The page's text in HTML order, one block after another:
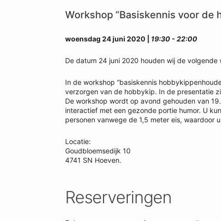
Workshop “Basiskennis voor de
woensdag 24 juni 2020 | 19:30 - 22:00
De datum 24 juni 2020 houden wij de volgende
In de workshop “basiskennis
verzorgen van de hobbykip. In de presentatie
De workshop wordt op avond gehouden van
interactief met een gezonde portie humor. U
personen vanwege de 1,5 meter eis, waardoor
Locatie:
Goudbloemsedijk 10
4741 SN Hoeven.
Reserveringen